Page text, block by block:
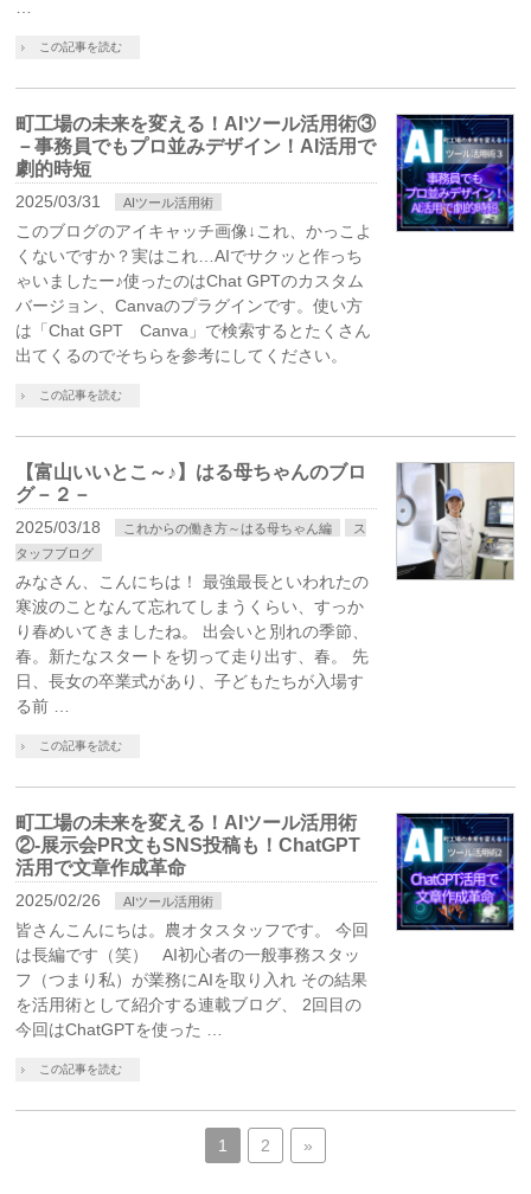
この記事を読む
町工場の未来を変える！AIツール活用術③
－事務員でもプロ並みデザイン！AI活用で
劇的時短
2025/03/31 AIツール活用術
このブログのアイキャッチ画像↓これ、かっこよ
くないですか？実はこれ…AIでサクッと作っち
ゃいましたー♪使ったのはChat GPTのカスタム
バージョン、Canvaのプラグインです。使い方
は「Chat GPT Canva」で検索するとたくさん
出てくるのでそちらを参考にしてください。
この記事を読む
【富山いいとこ～♪】はる母ちゃんのブロ
グ－２－
2025/03/18 これからの働き方～はる母ちゃん編
ス
タッフブログ
みなさん、こんにちは！ 最強最長といわれたの
寒波のことなんて忘れてしまうくらい、すっか
り春めいてきましたね。 出会いと別れの季節、
春。新たなスタートを切って走り出す、春。 先
日、長女の卒業式があり、子どもたちが入場す
る前 …
この記事を読む
町工場の未来を変える！AIツール活用術
②-展示会PR文もSNS投稿も！ChatGPT
活用で文章作成革命
2025/02/26 AIツール活用術
皆さんこんにちは。農オタスタッフです。 今回
は長編です（笑） AI初心者の一般事務スタッ
フ（つまり私）が業務にAIを取り入れ その結果
を活用術として紹介する連載ブログ、 2回目の
今回はChatGPTを使った …
この記事を読む
1 2 »